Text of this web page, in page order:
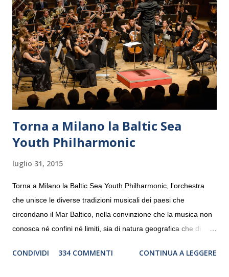
Torna a Milano la Baltic Sea
Youth Philharmonic
luglio 31, 2015
Torna a Milano la Baltic Sea Youth Philharmonic, l'orchestra
che unisce le diverse tradizioni musicali dei paesi che
circondano il Mar Baltico, nella convinzione che la musica non
conosca né confini né limiti, sia di natura geografica che di
debutterà il 10 settembre a Heiden, in Germania, e toccherà, in
CONDIVIDI 334 COMMENTI CONTINUA A LEGGERE